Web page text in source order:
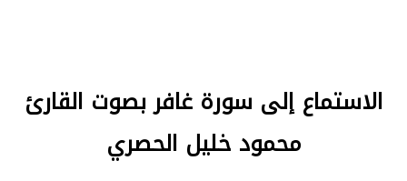
الاستماع إلى سورة غافر بصوت القارئ
محمود خليل الحصري